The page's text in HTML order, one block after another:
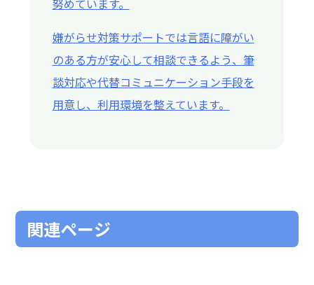
努めています。
嫌がらせ対策サポートでは言語に障がい
のある方が安心して相談できるよう、筆
談対応や代替コミュニケーション手段を
用意し、利用環境を整えています。
関連ページ